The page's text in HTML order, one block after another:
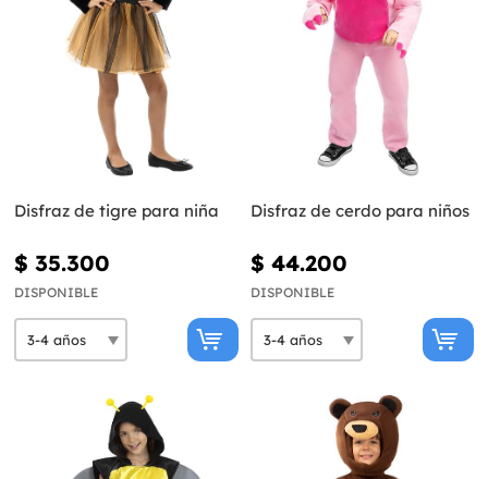
Disfraz de tigre para niña
$ 35.300
DISPONIBLE
Disfraz de cerdo para niños
$ 44.200
DISPONIBLE